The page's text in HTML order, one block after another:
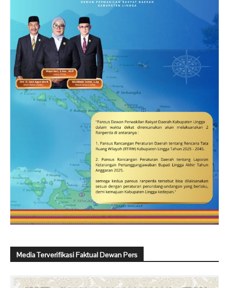
Media Terverifikasi Faktual Dewan Pers